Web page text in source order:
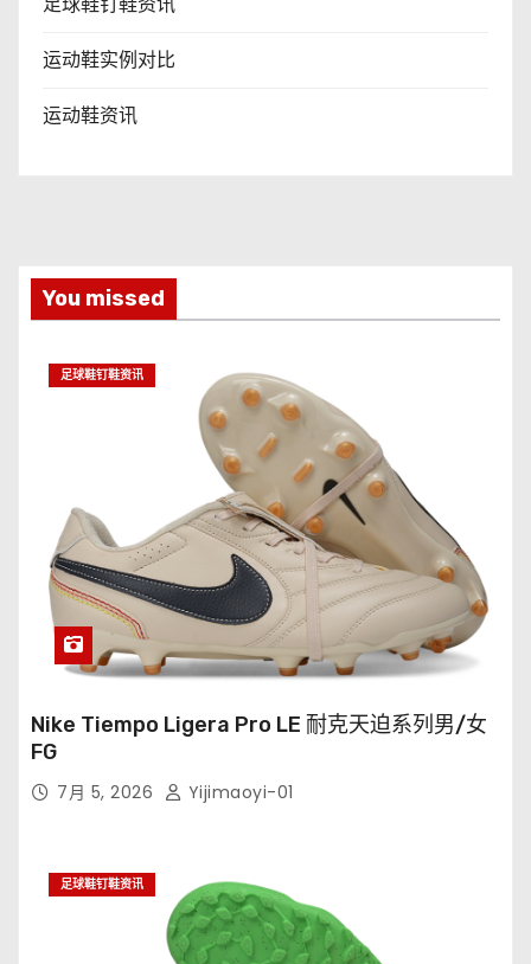
运动鞋实例对比
运动鞋资讯
You missed
足球鞋钉鞋资讯
Nike Tiempo Ligera Pro LE 耐克天迫系列男/女
FG
7月 5, 2026 Yijimaoyi-01
足球鞋钉鞋资讯